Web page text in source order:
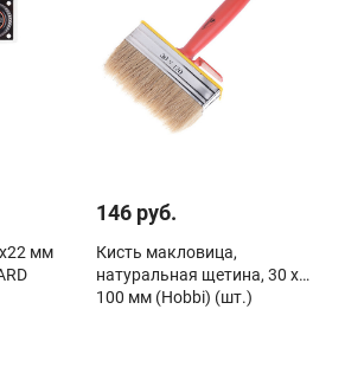
мм
146 руб.
Кисть макловица,
натуральная щетина, 30 х
100 мм (Hobbi) (шт.)